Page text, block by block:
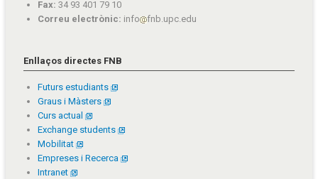
Fax: 34 93 401 79 10
Correu electrònic: info fnb.upc.edu
Enllaços directes FNB
Futurs estudiants
Graus i Màsters
Curs actual
Exchange students
Mobilitat
Empreses i Recerca
Intranet